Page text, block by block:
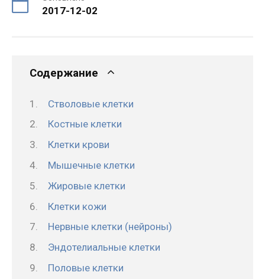
2017-12-02
Содержание
Стволовые клетки
Костные клетки
Клетки крови
Мышечные клетки
Жировые клетки
Клетки кожи
Нервные клетки (нейроны)
Эндотелиальные клетки
Половые клетки